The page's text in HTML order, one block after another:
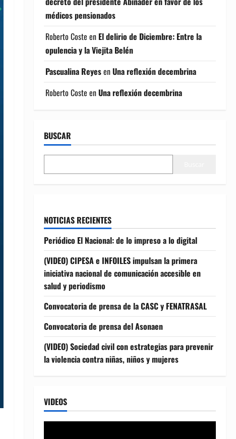
médicos pensionados
Roberto Coste en El delirio de Diciembre: Entre la
opulencia y la Viejita Belén
Pascualina ReyesenUna reflexión decembrina
Roberto Coste enUna reflexión decembrina
BUSCAR
NOTICIAS RECIENTES
Periódico El Nacional: de lo impreso a lo digital
(VIDEO) CIPESA e INFOILES impulsan la primera
iniciativa nacional de comunicación accesible en
salud y periodismo
Convocatoria de prensa de la CASC y FENATRASAL
Convocatoria de prensa del Asonaen
(VIDEO) Sociedad civil con estrategias para prevenir
la violencia contra niñas, niños y mujeres
VIDEOS